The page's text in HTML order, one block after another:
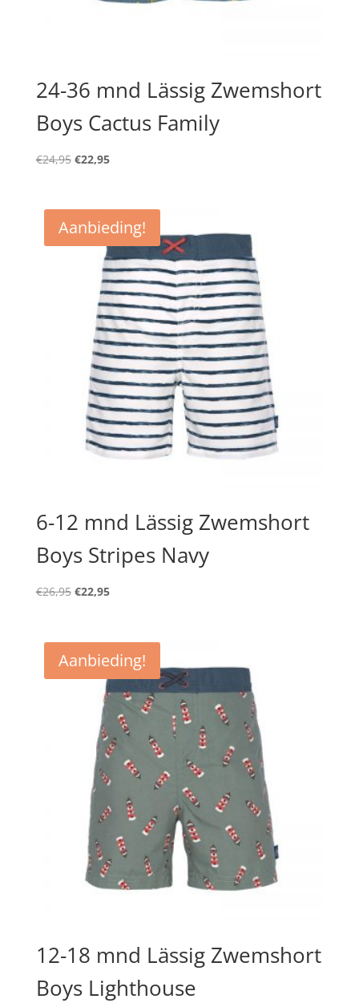
24-36 mnd Lässig Zwemshort
Boys Cactus Family
€24,95 Oorspronkelijke
€24,95.
€22,95Huidige
€22,95.
Aanbieding!
6-12 mnd Lässig Zwemshort
Boys Stripes Navy
€26,95 Oorspronkelijke
€26,95.
€22,95Huidige
€22,95.
Aanbieding!
12-18 mnd Lässig Zwemshort
Boys Lighthouse